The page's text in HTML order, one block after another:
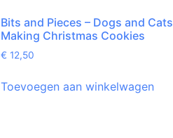
Bits and Pieces – Dogs and Cats
Making Christmas Cookies
€ 12,50
Toevoegen aan winkelwagen